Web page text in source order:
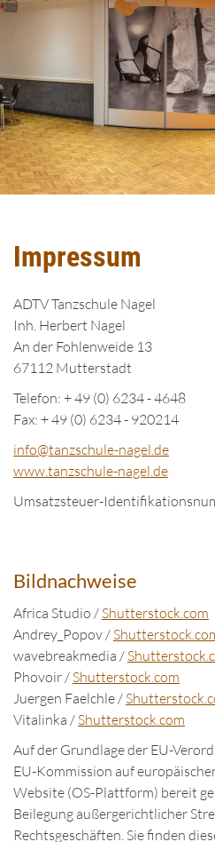
Impressum
ADTV Tanzschule Nagel
Inh. Herbert Nagel
An der Fohlenweide 13
67112 Mutterstadt
Telefon: + 49 (0) 6234 - 4648
Fax: + 49 (0) 6234 - 920214
info@tanzschule-nagel.de
www.tanzschule-nagel.de
Umsatzsteuer-
Bildnachweise
Africa Studio /Shutterstock.com
Andrey_Popov /
wavebreakmedia /
Phovoir /Shutterstock.com
Juergen Faelchle /
Vitalinka /Shutterstock.com
Auf der Grundlage der EU-
EU-Kommission auf
Website (OS-Plattform) bereit
Beilegung außergerichtlicher
Rechtsgeschäften. Sie finden